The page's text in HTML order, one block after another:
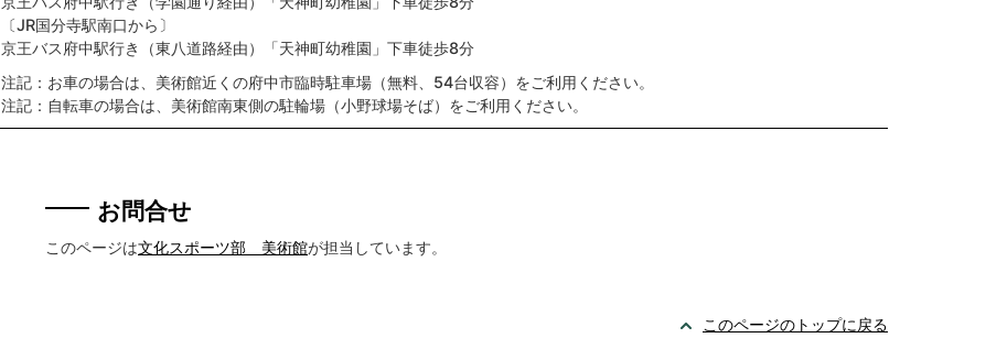
〔JR国分寺駅南口から〕
京王バス府中駅行き（東八道路経由）「天神町幼稚園」下車徒歩8分
注記：お車の場合は、美術館近くの府中市臨時駐車場（無料、54台収容）をご利用ください。
注記：自転車の場合は、美術館南東側の駐輪場（小野球場そば）をご利用ください。
お問合せ
このページは文化スポーツ部 美術館が担当しています。
このページのトップに戻る